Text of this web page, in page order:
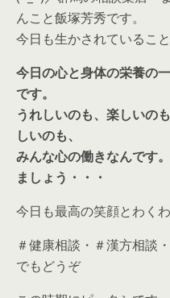
んこと飯塚芳秀です。
今日も生かされているこ
今日の心と身体の栄養の
です。
うれしいのも、楽しいの
しいのも、
みんな心の働きなんです
ましょう・・・
今日も最高の笑顔とわく
＃健康相談・＃漢方相談
でもどうぞ